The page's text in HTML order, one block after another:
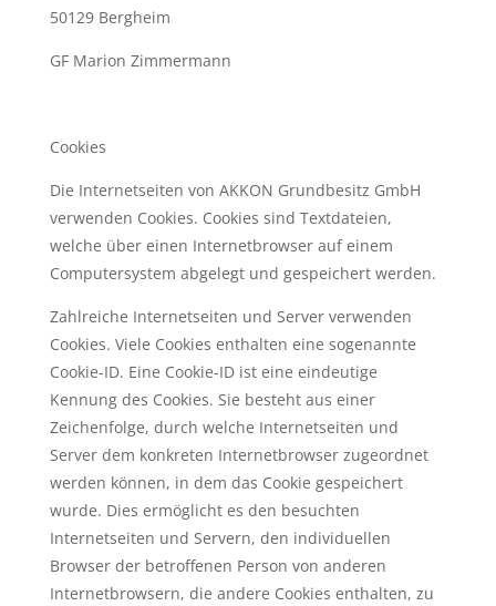
50129 Bergheim
GF Marion Zimmermann
Cookies
Die Internetseiten von AKKON Grundbesitz GmbH
verwenden Cookies. Cookies sind Textdateien,
welche über einen Internetbrowser auf einem
Computersystem abgelegt und gespeichert werden.
Zahlreiche Internetseiten und Server verwenden
Cookies. Viele Cookies enthalten eine sogenannte
Cookie-ID. Eine Cookie-ID ist eine eindeutige
Kennung des Cookies. Sie besteht aus einer
Zeichenfolge, durch welche Internetseiten und
Server dem konkreten Internetbrowser zugeordnet
werden können, in dem das Cookie gespeichert
wurde. Dies ermöglicht es den besuchten
Internetseiten und Servern, den individuellen
Browser der betroffenen Person von anderen
Internetbrowsern, die andere Cookies enthalten, zu